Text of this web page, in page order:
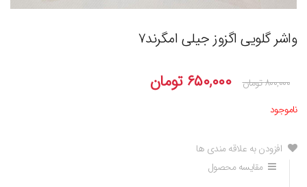
واشر گلویی اگزوز جیلی امگرند۷
۸۰۰,۰۰۰تومان ۶۵۰,۰۰۰ تومان
ناموجود
افزودن به علاقه مندی ها
مقایسه محصول